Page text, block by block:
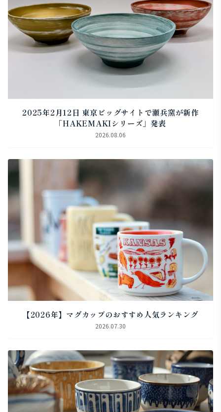
2025年2月12日 東京ビッグサイトで瀬兵窯が新作
「HAKEMAKIシリーズ」発表
2026.08.06
【2026年】マグカップのおすすめ人気ランキング
2026.07.30